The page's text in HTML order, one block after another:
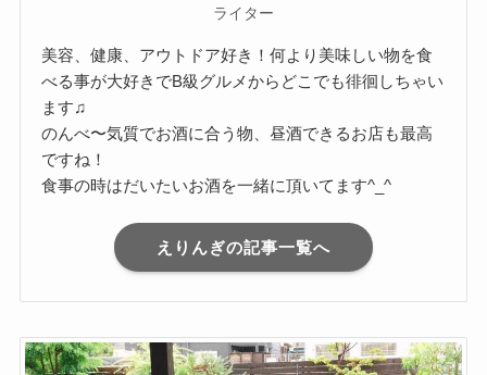
ライター
美容、健康、アウトドア好き！何より美味しい物を食
べる事が大好きでB級グルメからどこでも徘徊しちゃい
ます♫
のんべ〜気質でお酒に合う物、昼酒できるお店も最高
ですね！
食事の時はだいたいお酒を一緒に頂いてます^_^
えりんぎの記事一覧へ